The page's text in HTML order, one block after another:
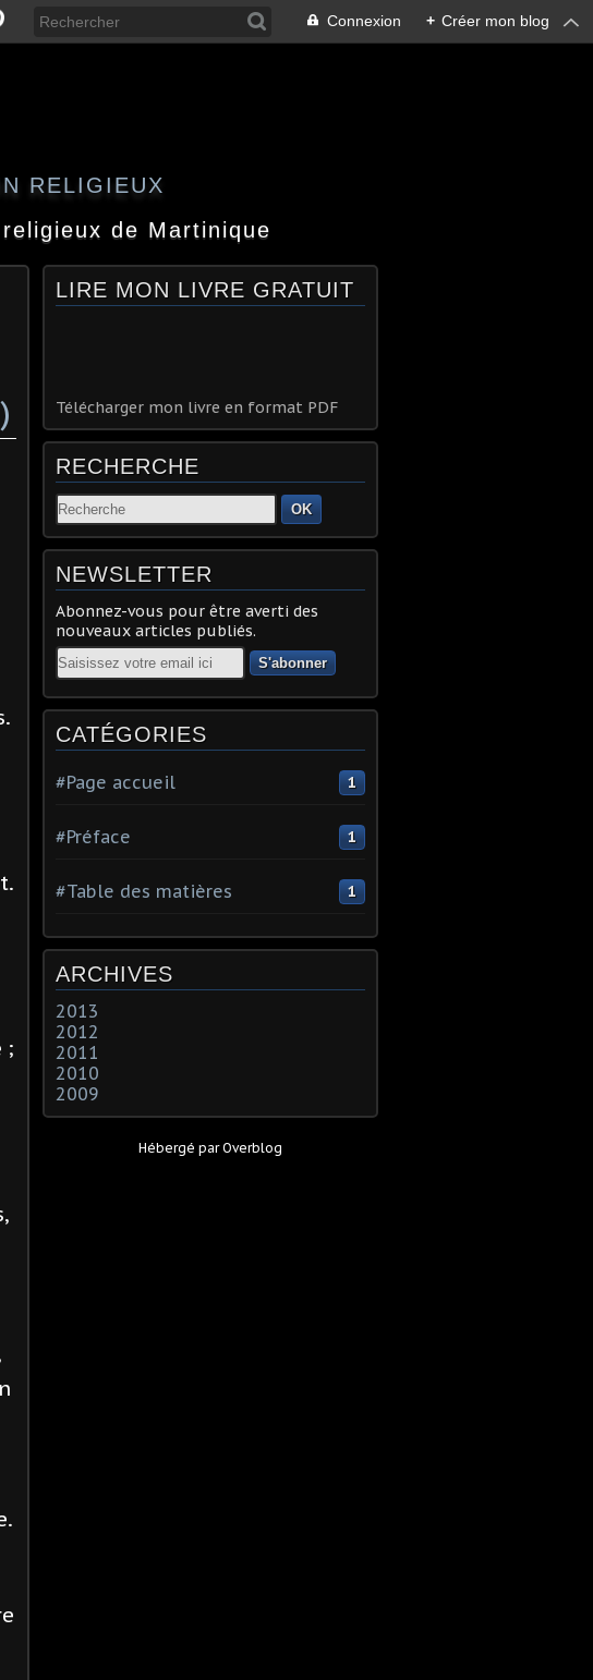
Connexion + Créer mon blog
RELIGIEUX
de Martinique
;
LIRE MON LIVRE GRATUIT
Télécharger mon livre en format PDF
RECHERCHE
OK
NEWSLETTER
Abonnez-vous pour être averti des
nouveaux articles publiés.
Email
CATÉGORIES
#Page accueil 1
#Préface 1
#Table des matières 1
ARCHIVES
2013
2012
2011
2010
2009
Hébergé parOverblog